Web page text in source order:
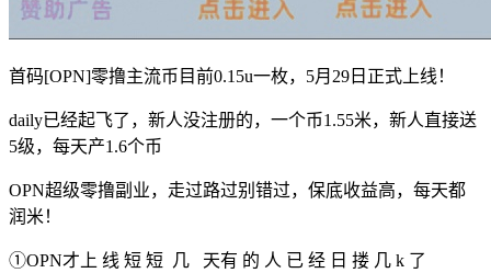
首码[OPN]零撸主流币目前0.15u一枚，5月29日正式上线！
daily已经起飞了，新人没注册的，一个币1.55米，新人直接送
5级，每天产1.6个币
OPN超级零撸副业，走过路过别错过，保底收益高，每天都
润米！
①OPN才上 线 短 短 几 天有 的 人 已 经 日 搂 几 k 了